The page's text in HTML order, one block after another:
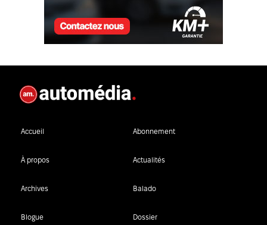
Accueil Abonnement
À propos Actualités
Archives Balado
Blogue Dossier